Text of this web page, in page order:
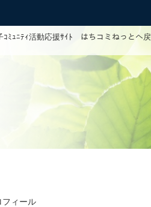
ｺﾐｭﾆﾃｨ活動応援ｻｲﾄ はちコミねっとへ戻
フィール